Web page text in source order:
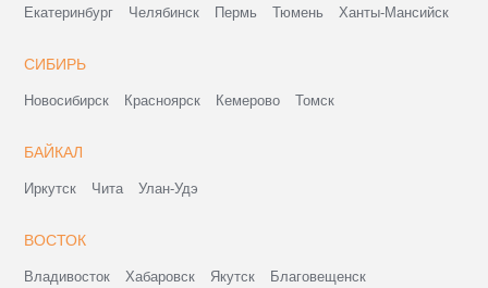
Екатеринбург Челябинск Пермь Тюмень Ханты-Мансийск
СИБИРЬ
Новосибирск Красноярск Кемерово Томск
БАЙКАЛ
Иркутск Чита Улан-Удэ
ВОСТОК
Владивосток Хабаровск Якутск
Благовещенск